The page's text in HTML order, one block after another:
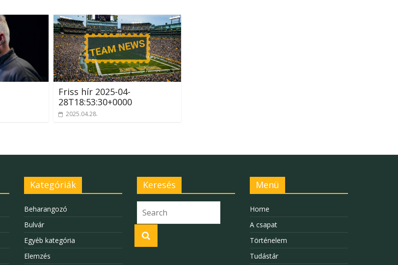
Friss hír 2025-04-
28T18:53:30+0000
2025.04.28.
Kategóriák
Beharangozó
Bulvár
Egyéb kategória
Elemzés
Keresés Menü
Home
A csapat
Történelem
Tudástár